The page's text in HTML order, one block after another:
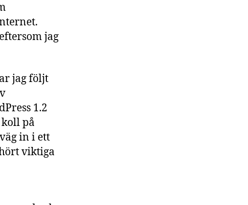
jag
jag följt
1.2
på
in i ett
viktiga